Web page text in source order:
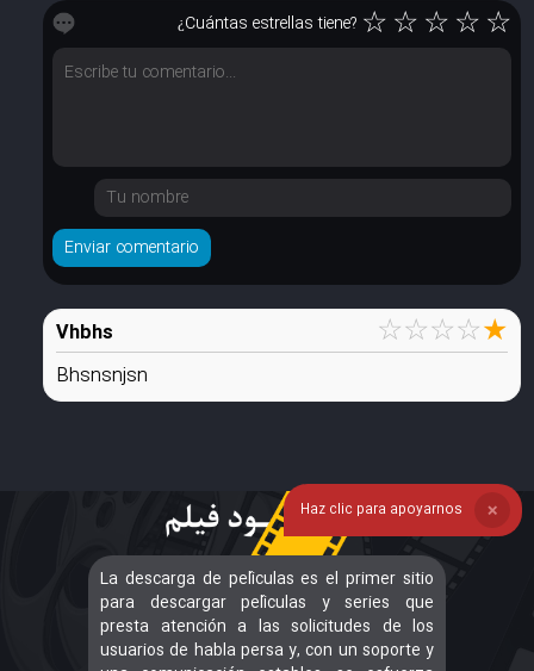
¿Cuántas estrellas tiene? ☆☆☆☆☆
Vhbhs ★
☆
☆
☆
☆
Bhsnsnjsn
La descarga de películas es el primer sitio
para descargar películas y series que
presta atención a las solicitudes de los
usuarios de habla persa y, con un soporte y
Haz clic para apoyarnos ❌